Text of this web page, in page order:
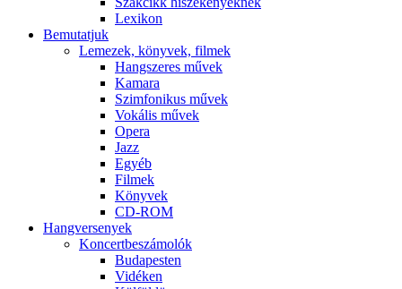
Lexikon
Bemutatjuk
Lemezek, könyvek, filmek
Hangszeres művek
Kamara
Szimfonikus művek
Vokális művek
Opera
Jazz
Egyéb
Filmek
Könyvek
CD-ROM
Hangversenyek
Koncertbeszámolók
Budapesten
Vidéken